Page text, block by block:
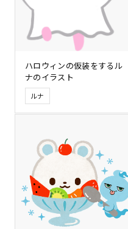
ハロウィンの仮装をするル
ナのイラスト
ルナ